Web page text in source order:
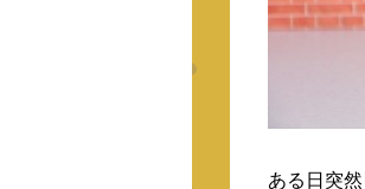
ある日突